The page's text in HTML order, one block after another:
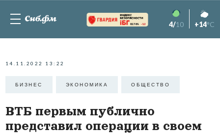
82.76% -1.2 4/10 +14°C
14.11.2022 13:22
БИЗНЕС ЭКОНОМИКА ОБЩЕСТВО
ВТБ первым публично
представил операции в своем